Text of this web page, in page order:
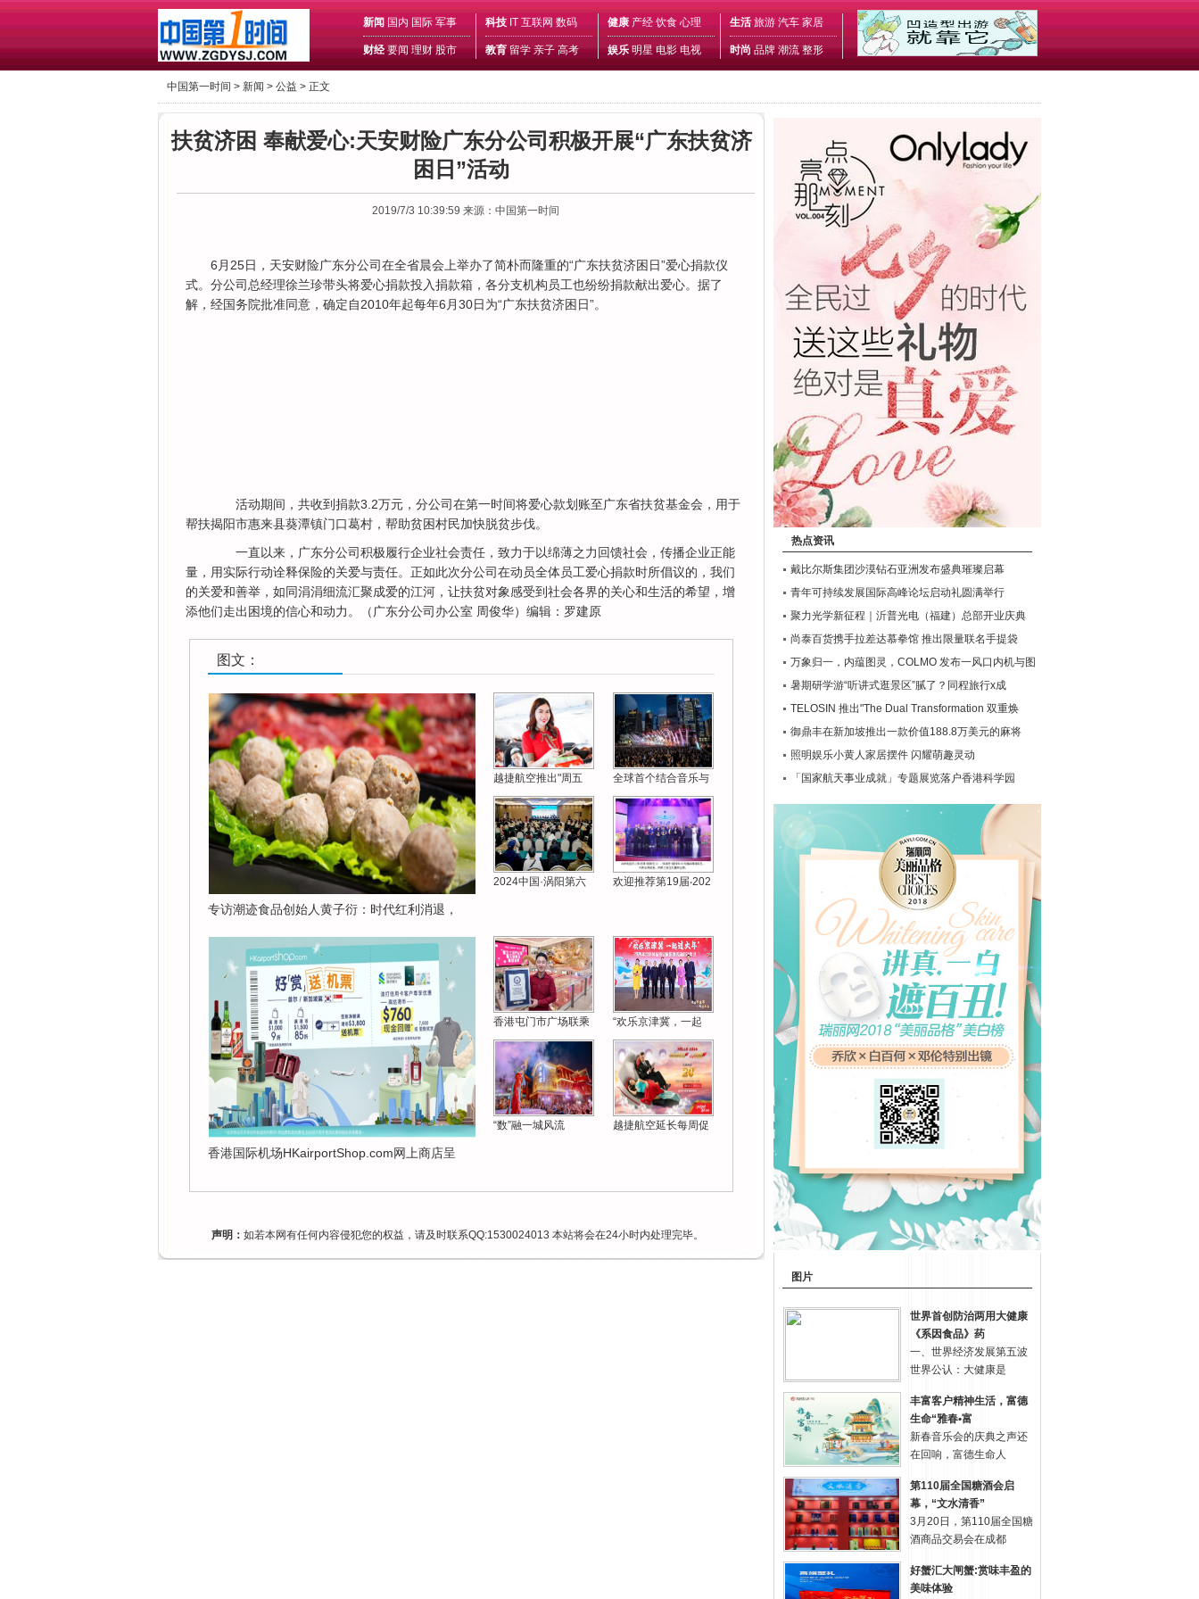
新闻 国内 国际 军事
财经 要闻 理财 股市
科技 IT 互联网 数码
教育 留学 亲子 高考
健康 产经 饮食 心理
娱乐 明星 电影 电视
生活 旅游 汽车 家居
时尚 品牌 潮流 整形
中国第一时间 > 新闻 > 公益 > 正文
扶贫济困 奉献爱心:天安财险广东分公司积极开展“广东扶贫济
困日”活动
2019/7/3 10:39:59 来源：中国第一时间
​6月25日，天安财险广东分公司在全省晨会上举办了简朴而隆重的“广东扶贫济困日”爱心捐款仪
式。分公司总经理徐兰珍带头将爱心捐款投入捐款箱，各分支机构员工也纷纷捐款献出爱心。据了
解，经国务院批准同意，确定自2010年起每年6月30日为“广东扶贫济困日”。
活动期间，共收到捐款3.2万元，分公司在第一时间将爱心款划账至广东省扶贫基金会，用于
帮扶揭阳市惠来县葵潭镇门口葛村，帮助贫困村民加快脱贫步伐。
一直以来，广东分公司积极履行企业社会责任，致力于以绵薄之力回馈社会，传播企业正能
量，用实际行动诠释保险的关爱与责任。正如此次分公司在动员全体员工爱心捐款时所倡议的，我们
的关爱和善举，如同涓涓细流汇聚成爱的江河，让扶贫对象感受到社会各界的关心和生活的希望，增
添他们走出困境的信心和动力。（广东分公司办公室 周俊华）编辑：罗建原
图文：
专访潮迹食品创始人黄子衍：时代红利消退，
越捷航空推出"周五 全球首个结合音乐与
2024中国·涡阳第六 欢迎推荐第19届‧202
香港国际机场HKairportShop.com网上商店呈
香港屯门市广场联乘 “欢乐京津冀，一起
“数”融一城风流 越捷航空延长每周促
声明： 如若本网有任何内容侵犯您的权益，请及时联系QQ:1530024013 本站将会在24小时内处理完毕。
热点资讯
戴比尔斯集团沙漠钻石亚洲发布盛典璀璨启幕
青年可持续发展国际高峰论坛启动礼圆满举行
聚力光学新征程｜沂普光电（福建）总部开业庆典
尚泰百货携手拉差达慕拳馆 推出限量联名手提袋
万象归一，内蕴图灵，COLMO 发布一风口内机与图
暑期研学游“听讲式逛景区”腻了？同程旅行x成
TELOSIN 推出"The Dual Transformation 双重焕
御鼎丰在新加坡推出一款价值188.8万美元的麻将
照明娱乐小黄人家居摆件 闪耀萌趣灵动
「国家航天事业成就」专题展览落户香港科学园
图片
世界首创防治两用大健康
《系因食品》药
一、世界经济发展第五波
世界公认：大健康是
丰富客户精神生活，富德
生命“雅春•富
新春音乐会的庆典之声还
在回响，富德生命人
第110届全国糖酒会启
幕，“文水清香”
3月20日，第110届全国糖
酒商品交易会在成都
好蟹汇大闸蟹:赏味丰盈的
美味体验